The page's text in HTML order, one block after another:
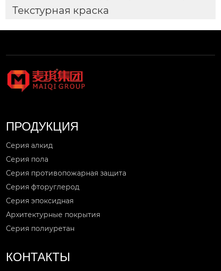
Текстурная краска
ПРОДУКЦИЯ
Серия алкид
Серия пола
Серия противопожарная защита
Серия фторуглерод
Серия эпоксидная
Архитектурные покрытия
Серия полиуретан
КОНТАКТЫ